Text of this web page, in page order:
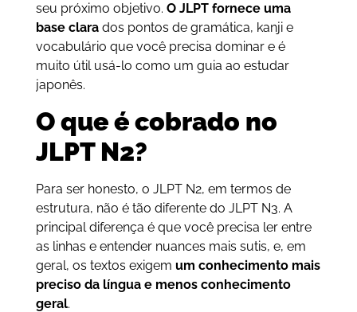
seu próximo objetivo. O JLPT fornece uma
base clarados pontos de gramática, kanji e
vocabulário que você precisa dominar e é
muito útil usá-lo como um guia ao estudar
japonês.
O que é cobrado no
JLPT N2?
Para ser honesto, o JLPT N2, em termos de
estrutura, não é tão diferente do JLPT N3. A
principal diferença é que você precisa ler entre
as linhas e entender nuances mais sutis, e, em
geral, os textos exigem um conhecimento mais
preciso da língua e menos conhecimento
geral.